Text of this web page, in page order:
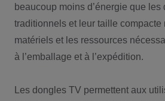
beaucoup moins d’énergie que les
traditionnels et leur taille compacte
matériels et les ressources
à l’emballage et à l’expédition.
Les dongles TV permettent aux